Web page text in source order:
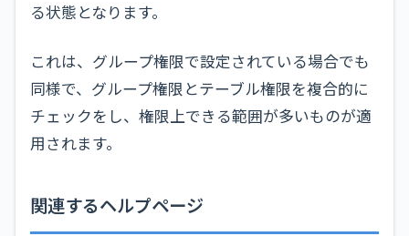
る状態となります。
これは、グループ権限で設定されている場合でも
同様で、グループ権限とテーブル権限を複合的に
チェックをし、権限上できる範囲が多いものが適
用されます。
関連するヘルプページ